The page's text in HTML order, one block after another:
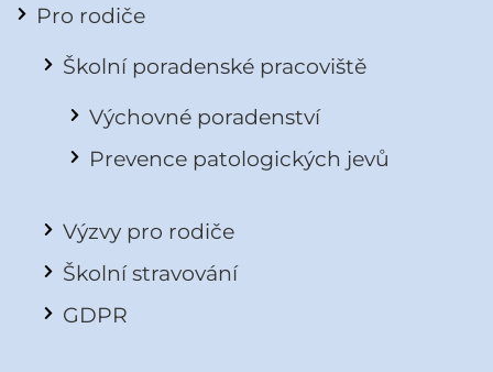
Pro rodiče
Školní poradenské pracoviště
Výchovné poradenství
Prevence patologických jevů
Výzvy pro rodiče
Školní stravování
GDPR